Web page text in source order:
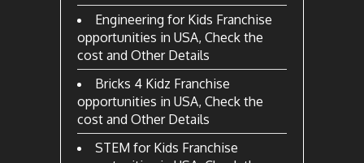
Engineering for Kids Franchise
opportunities in USA, Check the
cost and Other Details
Bricks 4 Kidz Franchise
opportunities in USA, Check the
cost and Other Details
STEM for Kids Franchise